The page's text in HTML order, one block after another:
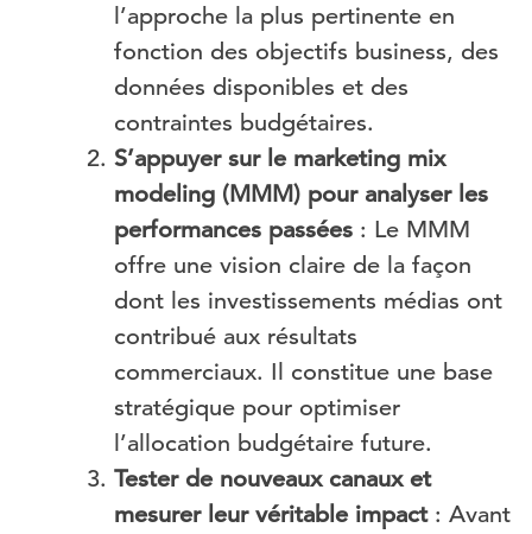
l’approche la plus pertinente en
fonction des objectifs business, des
données disponibles et des
contraintes budgétaires.
S’appuyer sur le marketing mix
modeling (MMM) pour analyser les
performances passées : Le MMM
offre une vision claire de la façon
dont les investissements médias ont
contribué aux résultats
commerciaux. Il constitue une base
stratégique pour optimiser
l’allocation budgétaire future.
Tester de nouveaux canaux et
mesurer leur véritable impact: Avant